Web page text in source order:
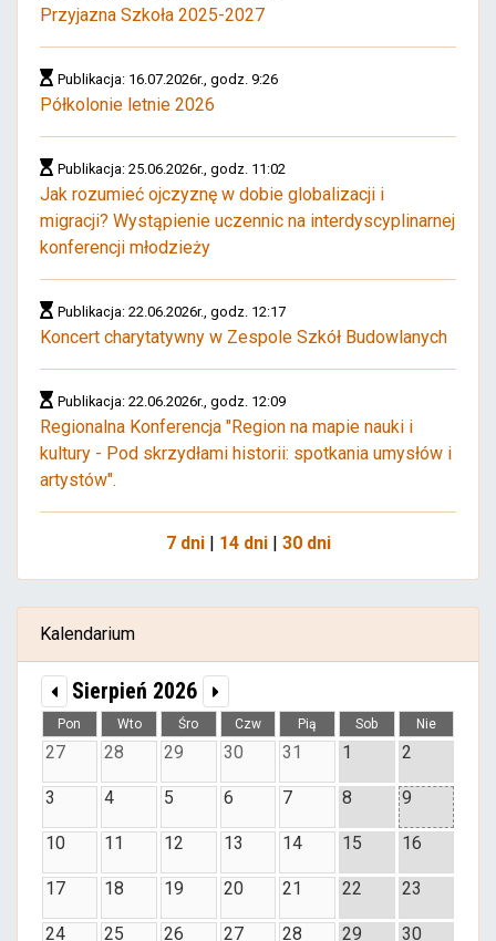
Przyjazna Szkoła 2025-2027
Publikacja: 16.07.2026r., godz. 9:26
Półkolonie letnie 2026
Publikacja: 25.06.2026r., godz. 11:02
Jak rozumieć ojczyznę w dobie globalizacji i
migracji? Wystąpienie uczennic na interdyscyplinarnej
konferencji młodzieży
Publikacja: 22.06.2026r., godz. 12:17
Koncert charytatywny w Zespole Szkół Budowlanych
Publikacja: 22.06.2026r., godz. 12:09
Regionalna Konferencja "Region na mapie nauki i
kultury - Pod skrzydłami historii: spotkania umysłów i
artystów".
7 dni| 14 dni| 30 dni
Kalendarium
Sierpień 2026
Pon Wto Śro Czw Pią Sob Nie
27 28 29 30 31 1 2
3 4 5 6 7 8 9
10 11 12 13 14 15 16
17 18 19 20 21 22 23
24 25 26 27 28 29 30